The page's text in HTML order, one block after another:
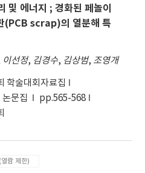
및 에너지 ; 경화된 페놀이
(PCB scrap)의 열분해 특
이선정, 김경수, 김상범, 조영개
학술대회자료집
문집
pp.565-568
람 제한)